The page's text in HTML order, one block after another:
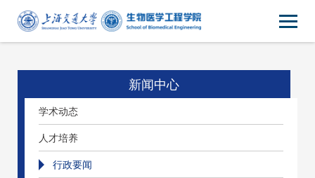
新闻中心
学术动态
人才培养
行政要闻